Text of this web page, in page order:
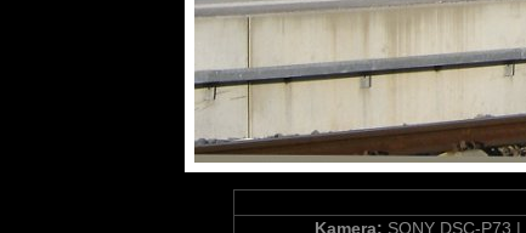
Kamera: SONY DSC-P73 |